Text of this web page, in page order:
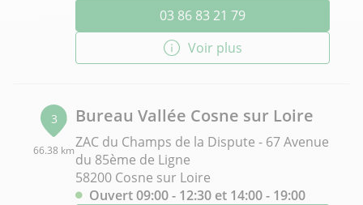
03 86 83 21 79
Voir plus
3
66.38 km
Bureau Vallée Cosne sur Loire
ZAC du Champs de la Dispute - 67 Avenue
du 85ème de Ligne
58200 Cosne sur Loire
Ouvert 09:00 - 12:30 et 14:00 - 19:00